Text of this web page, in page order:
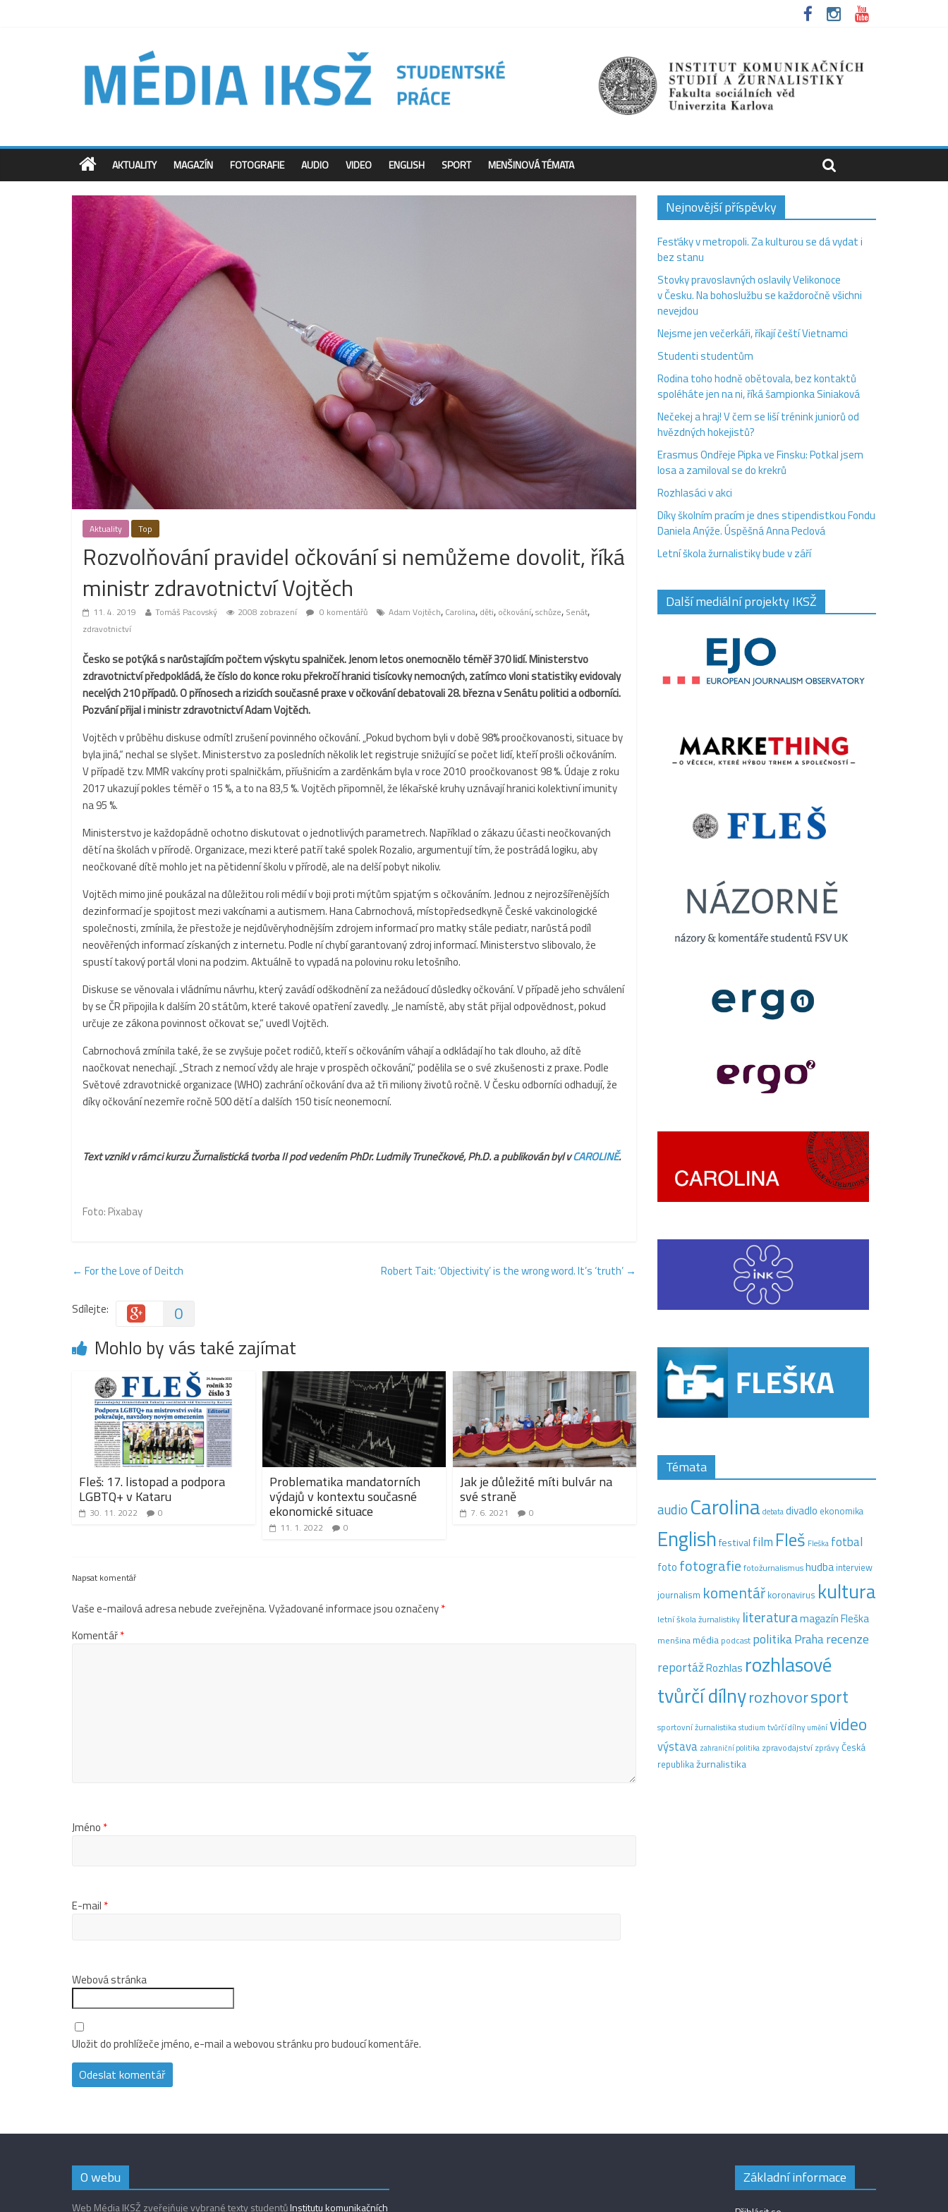
AKTUALITY MAGAZÍN FOTOGRAFIE AUDIO VIDEO ENGLISH SPORT MENŠINOVÁ TÉMATA
Aktuality Top
Rozvolňování pravidel očkování si nemůžeme dovolit, říká
ministr zdravotnictví Vojtěch
11. 4. 2019 Tomáš Pacovský 2008 zobrazení 0 komentářů Adam Vojtěch, Carolina, děti, očkování,schůze, Senát,
zdravotnictví
Česko se potýká s narůstajícím počtem výskytu spalniček. Jenom letos onemocnělo téměř 370 lidí. Ministerstvo
zdravotnictví předpokládá, že číslo do konce roku překročí hranici tisícovky nemocných, zatímco vloni statistiky evidovaly
necelých 210 případů. O přínosech a rizicích současné praxe v očkování debatovali 28. března v Senátu politici a odborníci.
Pozvání přijal i ministr zdravotnictví Adam Vojtěch.
Vojtěch v průběhu diskuse odmítl zrušení povinného očkování. „Pokud bychom byli v době 98% proočkovanosti, situace by
byla jiná,“ nechal se slyšet. Ministerstvo za posledních několik let registruje snižující se počet lidí, kteří prošli očkováním.
V případě tzv. MMR vakcíny proti spalničkám, příušnicím a zarděnkám byla v roce 2010 proočkovanost 98 %. Údaje z roku
2017 ukazují pokles téměř o 15 %, a to na 83,5 %. Vojtěch připomněl, že lékařské kruhy uznávají hranici kolektivní imunity
na 95 %.
Ministerstvo je každopádně ochotno diskutovat o jednotlivých parametrech. Například o zákazu účasti neočkovaných
dětí na školách v přírodě. Organizace, mezi které patří také spolek Rozalio, argumentují tím, že postrádá logiku, aby
neočkované dítě mohlo jet na pětidenní školu v přírodě, ale na delší pobyt nikoliv.
Vojtěch mimo jiné poukázal na důležitou roli médií v boji proti mýtům spjatým s očkováním. Jednou z nejrozšířenějších
dezinformací je spojitost mezi vakcínami a autismem. Hana Cabrnochová, místopředsedkyně České vakcinologické
společnosti, zmínila, že přestože je nejdůvěryhodnějším zdrojem informací pro matky stále pediatr, narůstá podíl
neověřených informací získaných z internetu. Podle ní chybí garantovaný zdroj informací. Ministerstvo slibovalo, že
spustí takový portál vloni na podzim. Aktuálně to vypadá na polovinu roku letošního.
Diskuse se věnovala i vládnímu návrhu, který zavádí odškodnění za nežádoucí důsledky očkování. V případě jeho schválení
by se ČR připojila k dalším 20 státům, které takové opatření zavedly. „Je namístě, aby stát přijal odpovědnost, pokud
určuje ze zákona povinnost očkovat se,“ uvedl Vojtěch.
Cabrnochová zmínila také, že se zvyšuje počet rodičů, kteří s očkováním váhají a odkládají ho tak dlouho, až dítě
naočkovat nenechají. „Strach z nemocí vždy ale hraje v prospěch očkování,“ podělila se o své zkušenosti z praxe. Podle
Světové zdravotnické organizace (WHO) zachrání očkování dva až tři miliony životů ročně. V Česku odborníci odhadují, že
díky očkování nezemře ročně 500 dětí a dalších 150 tisíc neonemocní.
Text vznikl v rámci kurzu Žurnalistická tvorba IIpod vedenímPhDr. Ludmily Trunečkové, Ph.D. a publikován byl vCAROLINĚ.
Foto: Pixabay
← For the Love of Deitch Robert Tait: ‘Objectivity’ is the wrong word. It’s ‘truth’ →
Sdílejte: 0
Mohlo by vás také zajímat
Fleš: 17. listopad a podpora
LGBTQ+ v Kataru
30. 11. 2022 0
Problematika mandatorních
výdajů v kontextu současné
ekonomické situace
11. 1. 2022 0
Jak je důležité míti bulvár na
své straně
7. 6. 2021 0
Napsat komentář
Vaše e-mailová adresa nebude zveřejněna.Vyžadované informace jsou označeny*
Komentář*
Jméno *
E-mail *
Webová stránka
Uložit do prohlížeče jméno, e-mail a webovou stránku pro budoucí komentáře.
Nejnovější příspěvky
Fesťáky v metropoli. Za kulturou se dá vydat i
bez stanu
Stovky pravoslavných oslavily Velikonoce
v Česku. Na bohoslužbu se každoročně všichni
nevejdou
Nejsme jen večerkáři, říkají čeští Vietnamci
Studenti studentům
Rodina toho hodně obětovala, bez kontaktů
spoléháte jen na ni, říká šampionka Siniaková
Nečekej a hraj! V čem se liší trénink juniorů od
hvězdných hokejistů?
Erasmus Ondřeje Pipka ve Finsku: Potkal jsem
losa a zamiloval se do krekrů
Rozhlasáci v akci
Díky školním pracím je dnes stipendistkou Fondu
Daniela Anýže. Úspěšná Anna Peclová
Letní škola žurnalistiky bude v září
Další mediální projekty IKSŽ
Témata
audio Carolina debatadivadlo ekonomika
Englishfestival film Fleš Fleška fotbal
foto fotografie fotožurnalismushudba interview
journalism komentář koronavirus kultura
letní škola žurnalistiky literaturamagazín Fleška
menšinamédia podcast politikaPraharecenze
reportážRozhlas rozhlasové
tvůrčí dílnyrozhovorsport
sportovní žurnalistikastudium tvůrčí dílny uměnívideo
výstava zahraniční politika zpravodajství zprávyČeská
republikažurnalistika
O webu
Web Média IKSŽ zveřejňuje vybrané texty studentůInstitutu komunikačních
Základní informace